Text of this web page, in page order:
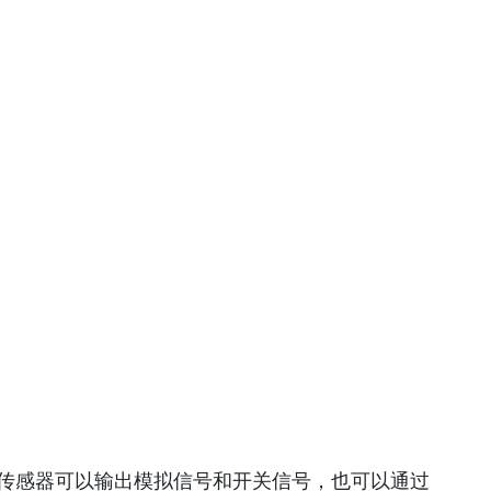
感器可以输出模拟信号和开关信号，也可以通过